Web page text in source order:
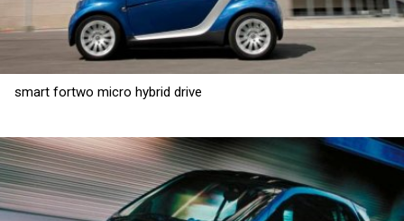
smart fortwo micro hybrid drive